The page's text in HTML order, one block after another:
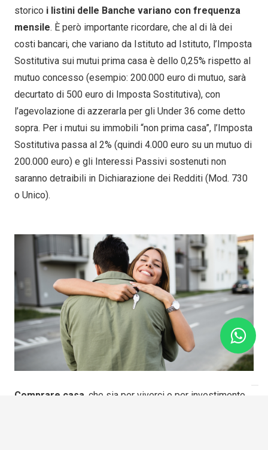
storico i listini delle Banche variano con frequenza
mensile. È però importante ricordare, che al di là dei
costi bancari, che variano da Istituto ad Istituto, l’Imposta
Sostitutiva sui mutui prima casa è dello 0,25% rispetto al
mutuo concesso (esempio: 200.000 euro di mutuo, sarà
decurtato di 500 euro di Imposta Sostitutiva), con
l’agevolazione di azzerarla per gli Under 36 come detto
sopra. Per i mutui su immobili “non prima casa”, l’Imposta
Sostitutiva passa al 2% (quindi 4.000 euro su un mutuo di
200.000 euro) e gli Interessi Passivi sostenuti non
saranno detraibili in Dichiarazione dei Redditi (Mod. 730
o Unico).
Comprare casa , che sia per viverci o per investimento,